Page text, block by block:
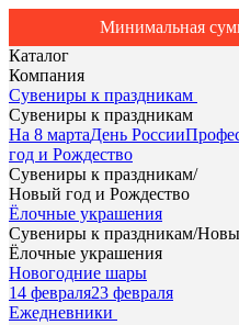
Минимальная
Каталог
Компания
Сувениры к праздникам
Сувениры к праздникам
На 8 мартаДень России
год и Рождество
Сувениры к праздникам/
Новый год и Рождество
Ёлочные украшения
Сувениры к праздникам/
Ёлочные украшения
Новогодние шары
14 февраля23 февраля
Ежедневники